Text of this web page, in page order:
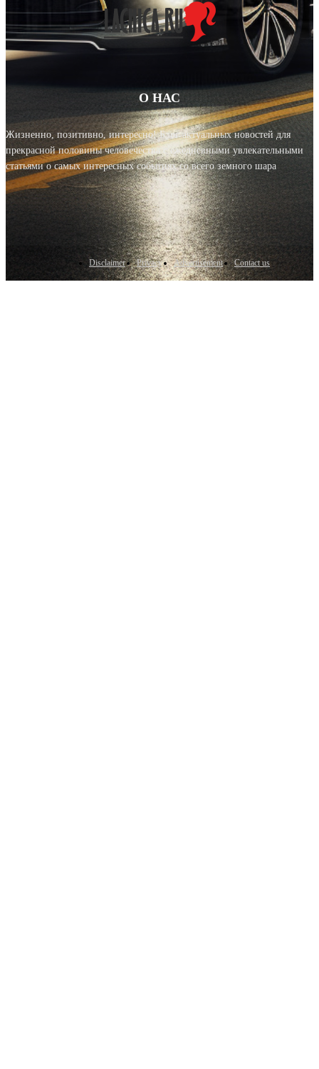
О НАС
Жизненно, позитивно, интересно! Блог актуальных новостей для
прекрасной половины человечества с ежедневными увлекательными
статьями о самых интересных событиях со всего земного шара
Disclaimer Privacy Advertisement Contact us